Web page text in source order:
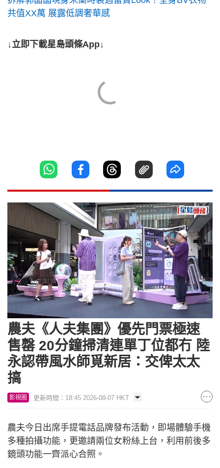
共值XX萬 展露低調奢華感
↓立即下載星島頭條App↓
7.36%
農夫《人夫集團》優先門票極速
售罄 20分鐘掃清連單丁位都冇 陸
永認帶風水師覓新居：交俾太太
搞
影視圈 更新時間：18:45 2026-08-07 HKT
農夫今日出席手提電話品牌發布活動，即場體驗手機
多種拍攝功能，更邀請兩位女粉絲上台，利用前後多
鏡頭功能一齊派心合照。